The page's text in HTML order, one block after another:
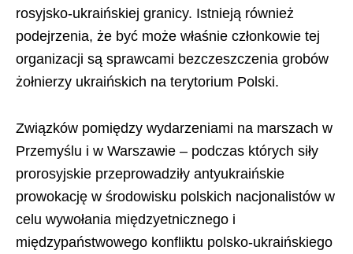
rosyjsko-ukraińskiej granicy. Istnieją również
podejrzenia, że być może właśnie członkowie tej
organizacji są sprawcami bezczeszczenia grobów
żołnierzy ukraińskich na terytorium Polski.
Związków pomiędzy wydarzeniami na marszach w
Przemyślu i w Warszawie – podczas których siły
prorosyjskie przeprowadziły antyukraińskie
prowokację w środowisku polskich nacjonalistów w
celu wywołania międzyetnicznego i
międzypaństwowego konfliktu polsko-ukraińskiego